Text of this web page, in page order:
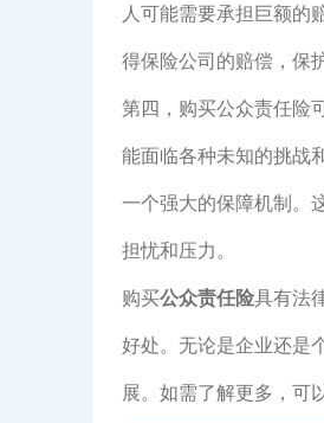
人可能需要承担巨额的
得保险公司的赔偿，保
第四，购买公众责任险
能面临各种未知的挑战
一个强大的保障机制。
担忧和压力。
购买公众责任险具有法
好处。无论是企业还是
展。如需了解更多，可